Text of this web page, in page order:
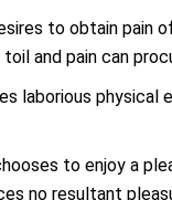
to obtain pain
and pain can
laborious
to enjoy a
no resultant